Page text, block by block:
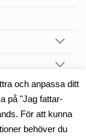
och anpassa ditt
på "Jag fattar-
För att kunna
behöver du